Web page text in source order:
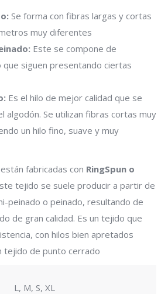
Se forma con fibras largas y cortas
muy diferentes
Este se compone de
siguen presentando ciertas
Es el hilo de mejor calidad que se
algodón. Se utilizan fibras cortas muy
un hilo fino, suave y muy
fabricadas con RingSpun o
tejido se suele producir a partir de
peinado o peinado, resultando de
de gran calidad. Es un tejido que
con hilos bien apretados
tejido de punto cerrado
L, M, S, XL